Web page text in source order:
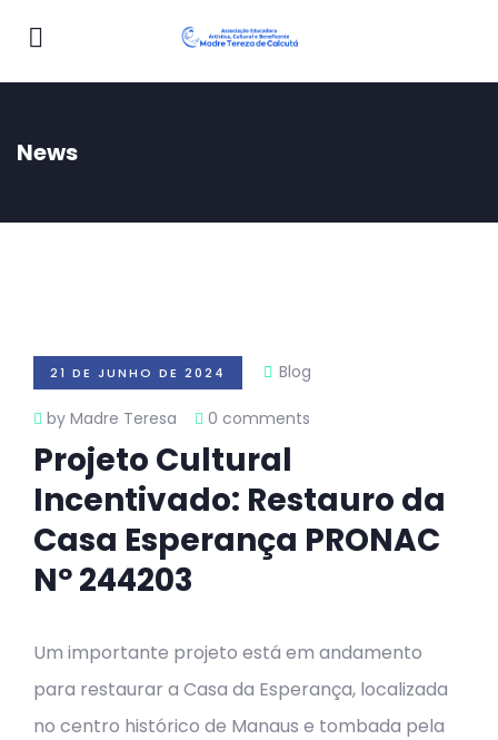
News
21 DE JUNHO DE 2024 Blog
by Madre Teresa 0 comments
Projeto Cultural
Incentivado: Restauro da
Casa Esperança PRONAC
Nº 244203
Um importante projeto está em andamento
para restaurar a Casa da Esperança, localizada
no centro histórico de Manaus e tombada pela